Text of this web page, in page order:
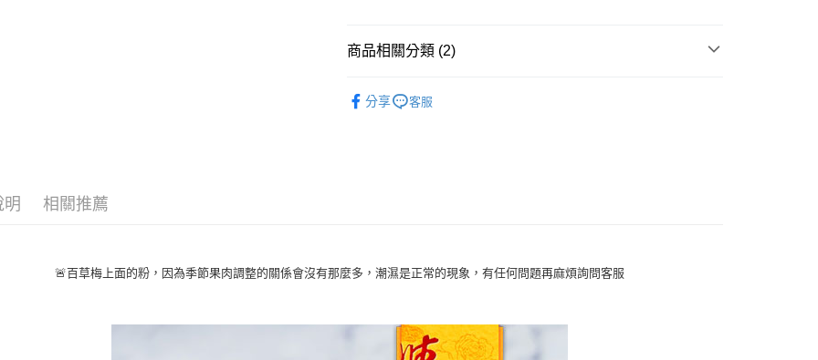
全盈+PAY
7-11取貨付款
商品相關分類 (2)
分享 客服
明 相關推薦
🚨百草梅上面的粉，因為季節果肉調整的關係會沒有那麼多，潮濕是正常的現象，有任何問題再麻煩詢問客服